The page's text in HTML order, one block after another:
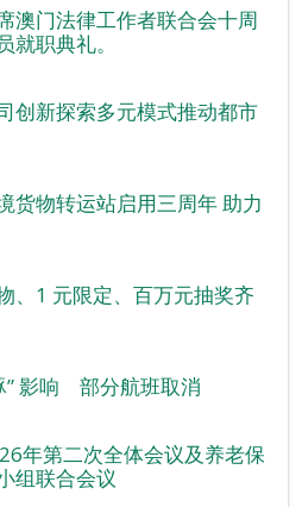
澳门法律工作者联合会十周
就职典礼。
创新探索多元模式推动都市
货物转运站启用三周年 助力
、1 元限定、百万元抽奖齐
” 影响 部分航班取消
年第二次全体会议及养老保
组联合会议